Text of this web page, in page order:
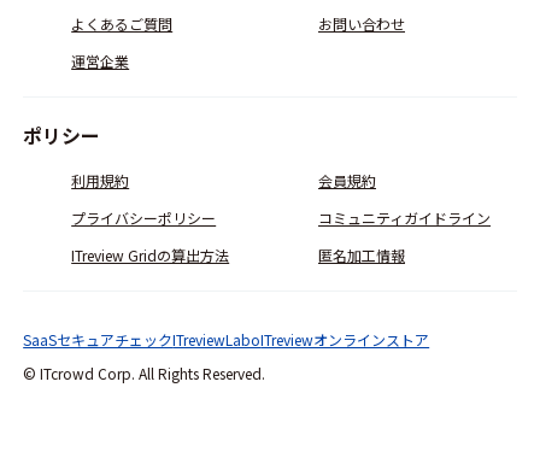
よくあるご質問
お問い合わせ
運営企業
ポリシー
利用規約
会員規約
プライバシーポリシー
コミュニティガイドライン
ITreview Gridの算出方法
匿名加工情報
© ITcrowd Corp. All Rights Reserved.
SaaSセキュアチェックITreviewLaboITreviewオンラインストア